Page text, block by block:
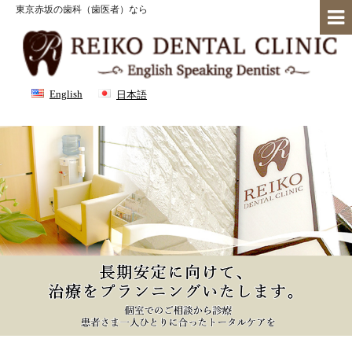
東京赤坂の歯科（歯医者）なら
English 日本語